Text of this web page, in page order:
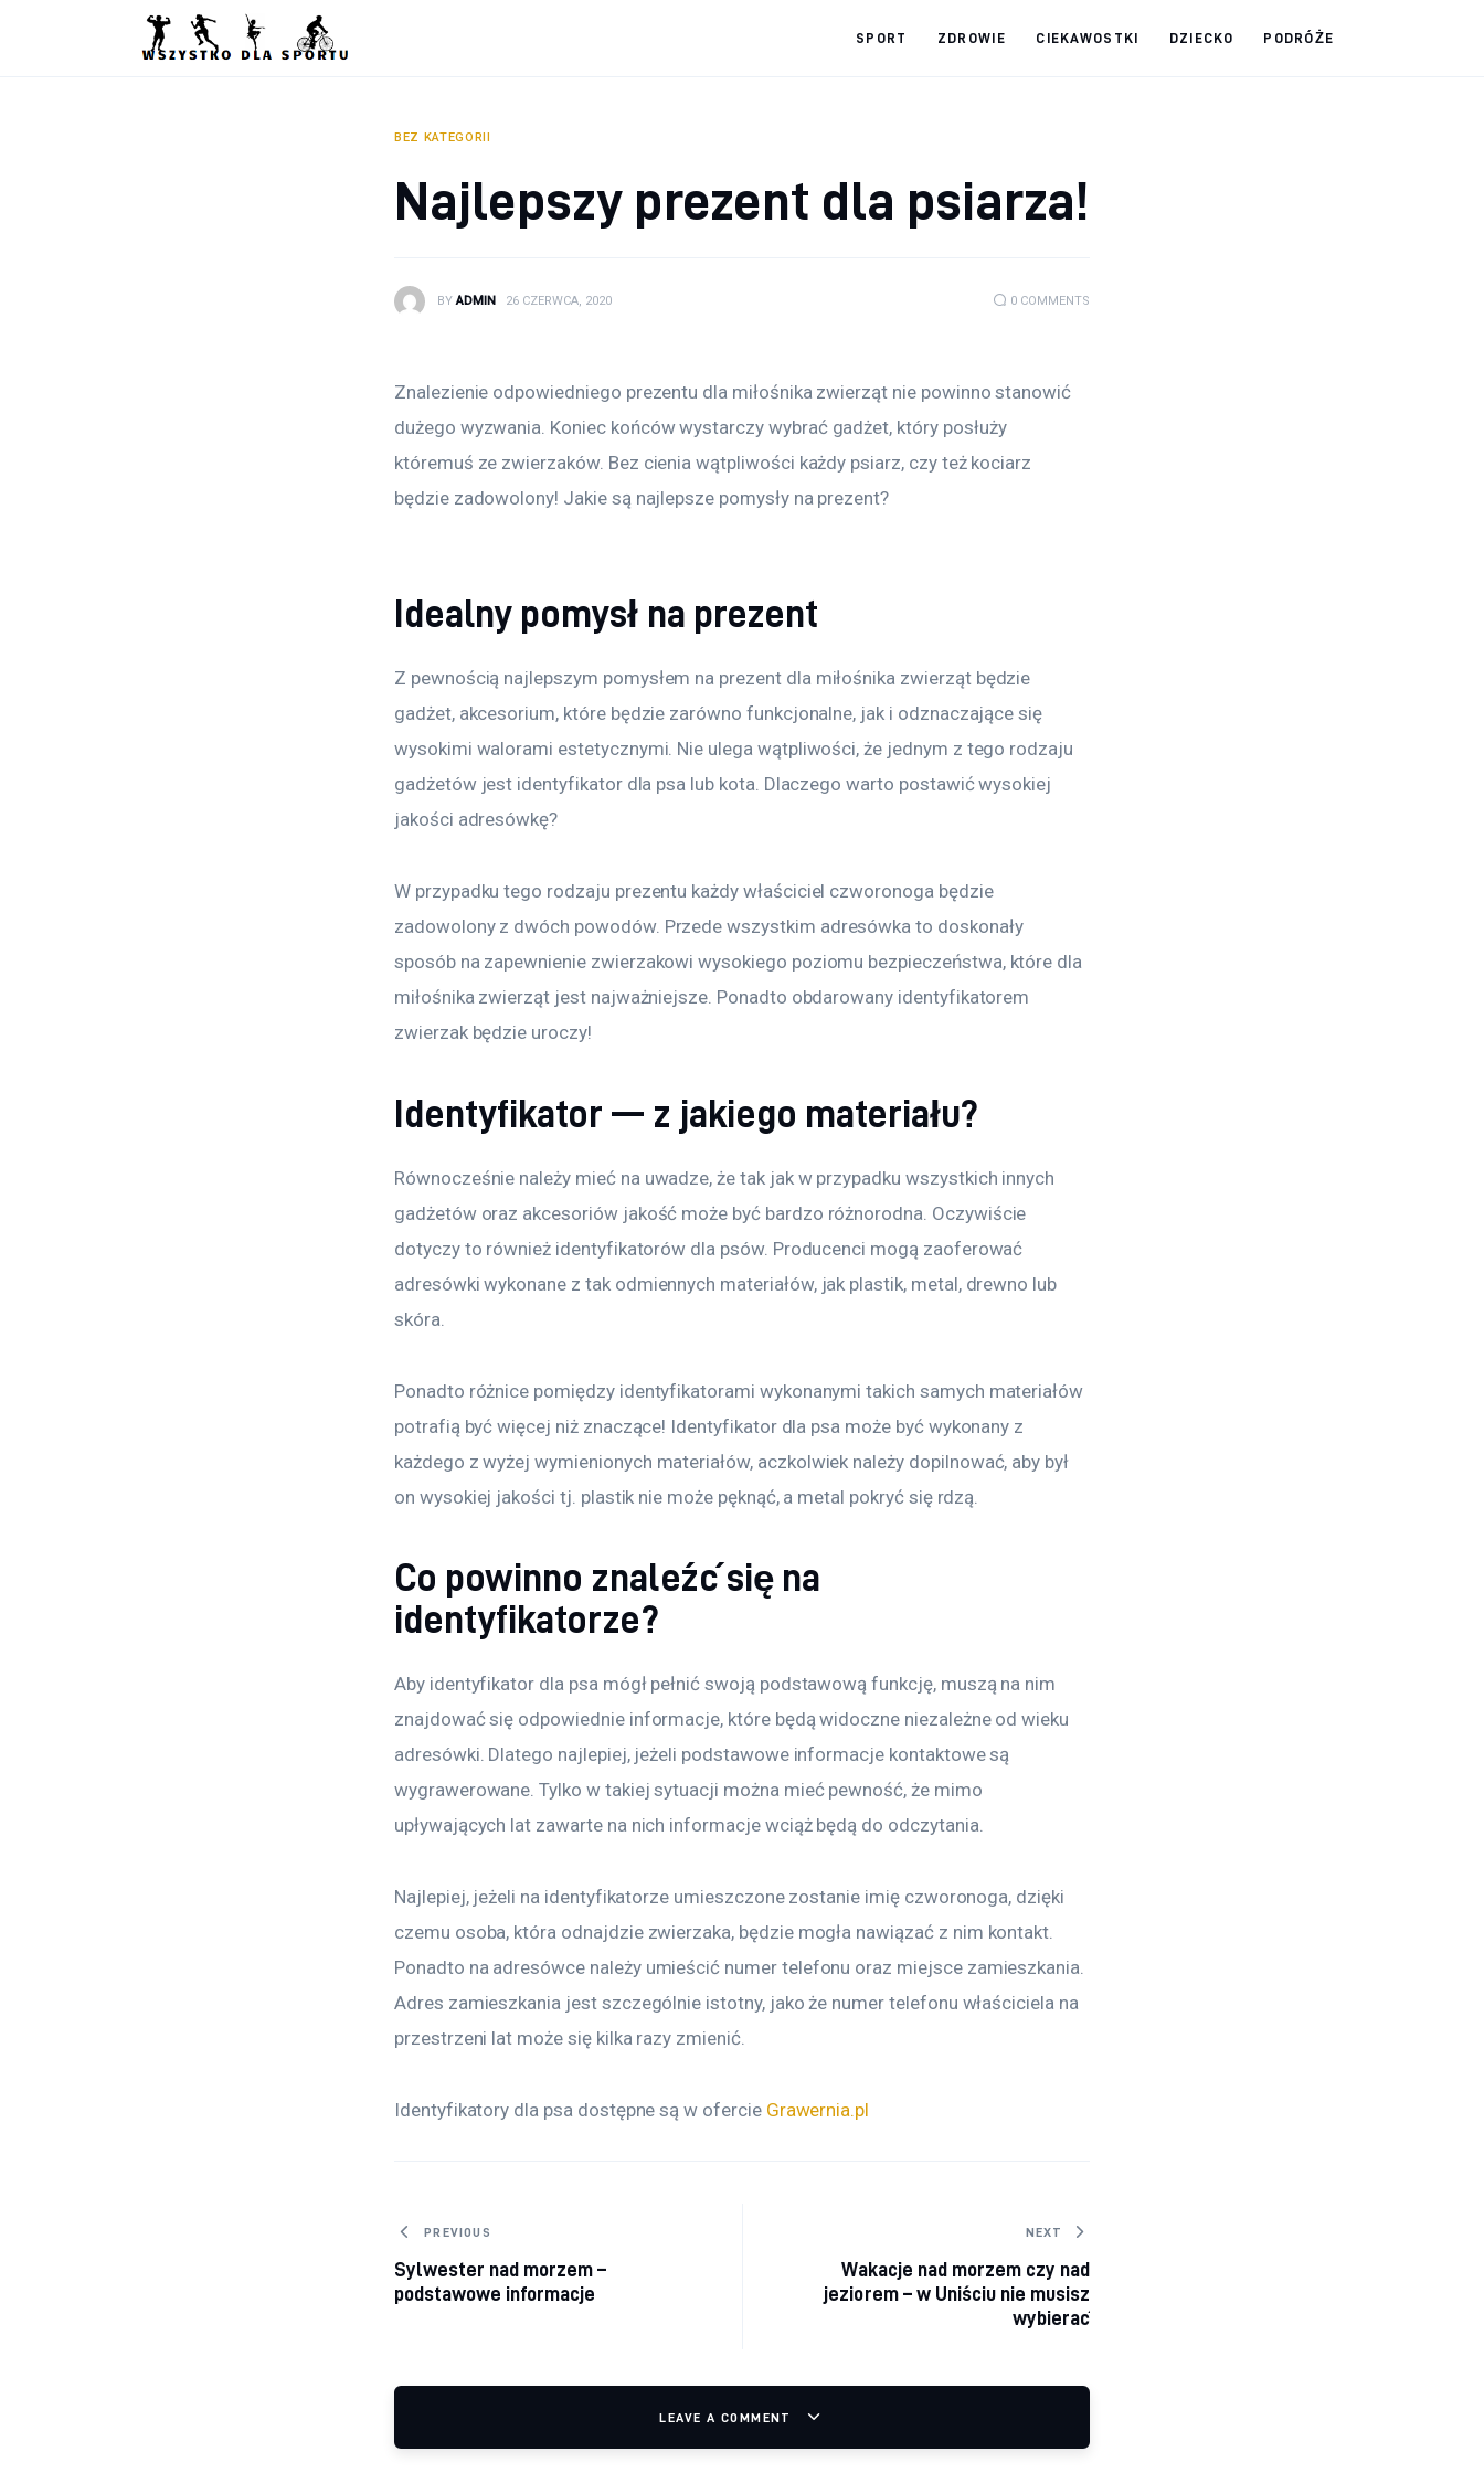
SPORT ZDROWIE CIEKAWOSTKI DZIECKO PODRÓŻE
BEZ KATEGORII
Najlepszy prezent dla psiarza!
BY ADMIN 26 CZERWCA, 2020 0 COMMENTS
Znalezienie odpowiedniego prezentu dla miłośnika zwierząt nie powinno stanowić
dużego wyzwania. Koniec końców wystarczy wybrać gadżet, który posłuży
któremuś ze zwierzaków. Bez cienia wątpliwości każdy psiarz, czy też kociarz
będzie zadowolony! Jakie są najlepsze pomysły na prezent?
Idealny pomysł na prezent
Z pewnością najlepszym pomysłem na prezent dla miłośnika zwierząt będzie
gadżet, akcesorium, które będzie zarówno funkcjonalne, jak i odznaczające się
wysokimi walorami estetycznymi. Nie ulega wątpliwości, że jednym z tego rodzaju
gadżetów jest identyfikator dla psa lub kota. Dlaczego warto postawić wysokiej
jakości adresówkę?
W przypadku tego rodzaju prezentu każdy właściciel czworonoga będzie
zadowolony z dwóch powodów. Przede wszystkim adresówka to doskonały
sposób na zapewnienie zwierzakowi wysokiego poziomu bezpieczeństwa, które dla
miłośnika zwierząt jest najważniejsze. Ponadto obdarowany identyfikatorem
zwierzak będzie uroczy!
Identyfikator — z jakiego materiału?
Równocześnie należy mieć na uwadze, że tak jak w przypadku wszystkich innych
gadżetów oraz akcesoriów jakość może być bardzo różnorodna. Oczywiście
dotyczy to również identyfikatorów dla psów. Producenci mogą zaoferować
adresówki wykonane z tak odmiennych materiałów, jak plastik, metal, drewno lub
skóra.
Ponadto różnice pomiędzy identyfikatorami wykonanymi takich samych materiałów
potrafią być więcej niż znaczące! Identyfikator dla psa może być wykonany z
każdego z wyżej wymienionych materiałów, aczkolwiek należy dopilnować, aby był
on wysokiej jakości tj. plastik nie może pęknąć, a metal pokryć się rdzą.
Co powinno znaleźć się na
identyfikatorze?
Aby identyfikator dla psa mógł pełnić swoją podstawową funkcję, muszą na nim
znajdować się odpowiednie informacje, które będą widoczne niezależne od wieku
adresówki. Dlatego najlepiej, jeżeli podstawowe informacje kontaktowe są
wygrawerowane. Tylko w takiej sytuacji można mieć pewność, że mimo
upływających lat zawarte na nich informacje wciąż będą do odczytania.
Najlepiej, jeżeli na identyfikatorze umieszczone zostanie imię czworonoga, dzięki
czemu osoba, która odnajdzie zwierzaka, będzie mogła nawiązać z nim kontakt.
Ponadto na adresówce należy umieścić numer telefonu oraz miejsce zamieszkania.
Adres zamieszkania jest szczególnie istotny, jako że numer telefonu właściciela na
przestrzeni lat może się kilka razy zmienić.
Identyfikatory dla psa dostępne są w ofercie Grawernia.pl
Nawigacja wpisu
PREVIOUS
Sylwester nad morzem –
podstawowe informacje
NEXT
Wakacje nad morzem czy nad
jeziorem – w Uniściu nie musisz
wybierać
LEAVE A COMMENT